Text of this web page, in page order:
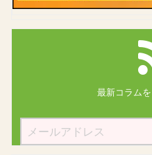
最新コラムを